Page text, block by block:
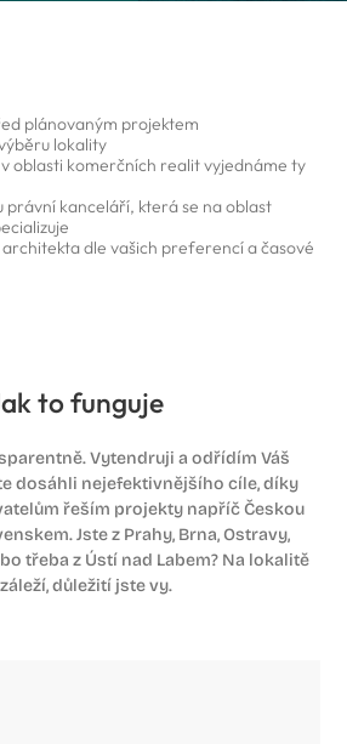
plánovaným projektem
lokality
oblasti komerčních realit vyjednáme ty
právní kanceláří, která se na oblast
dle vašich preferencí a časové
to funguje
Vytendruji a odřídím Váš
dosáhli nejefektivnějšího cíle, díky
řeším projekty napříč Českou
Jste z Prahy, Brna, Ostravy,
třeba z Ústí nad Labem? Na lokalitě
důležití jste vy.